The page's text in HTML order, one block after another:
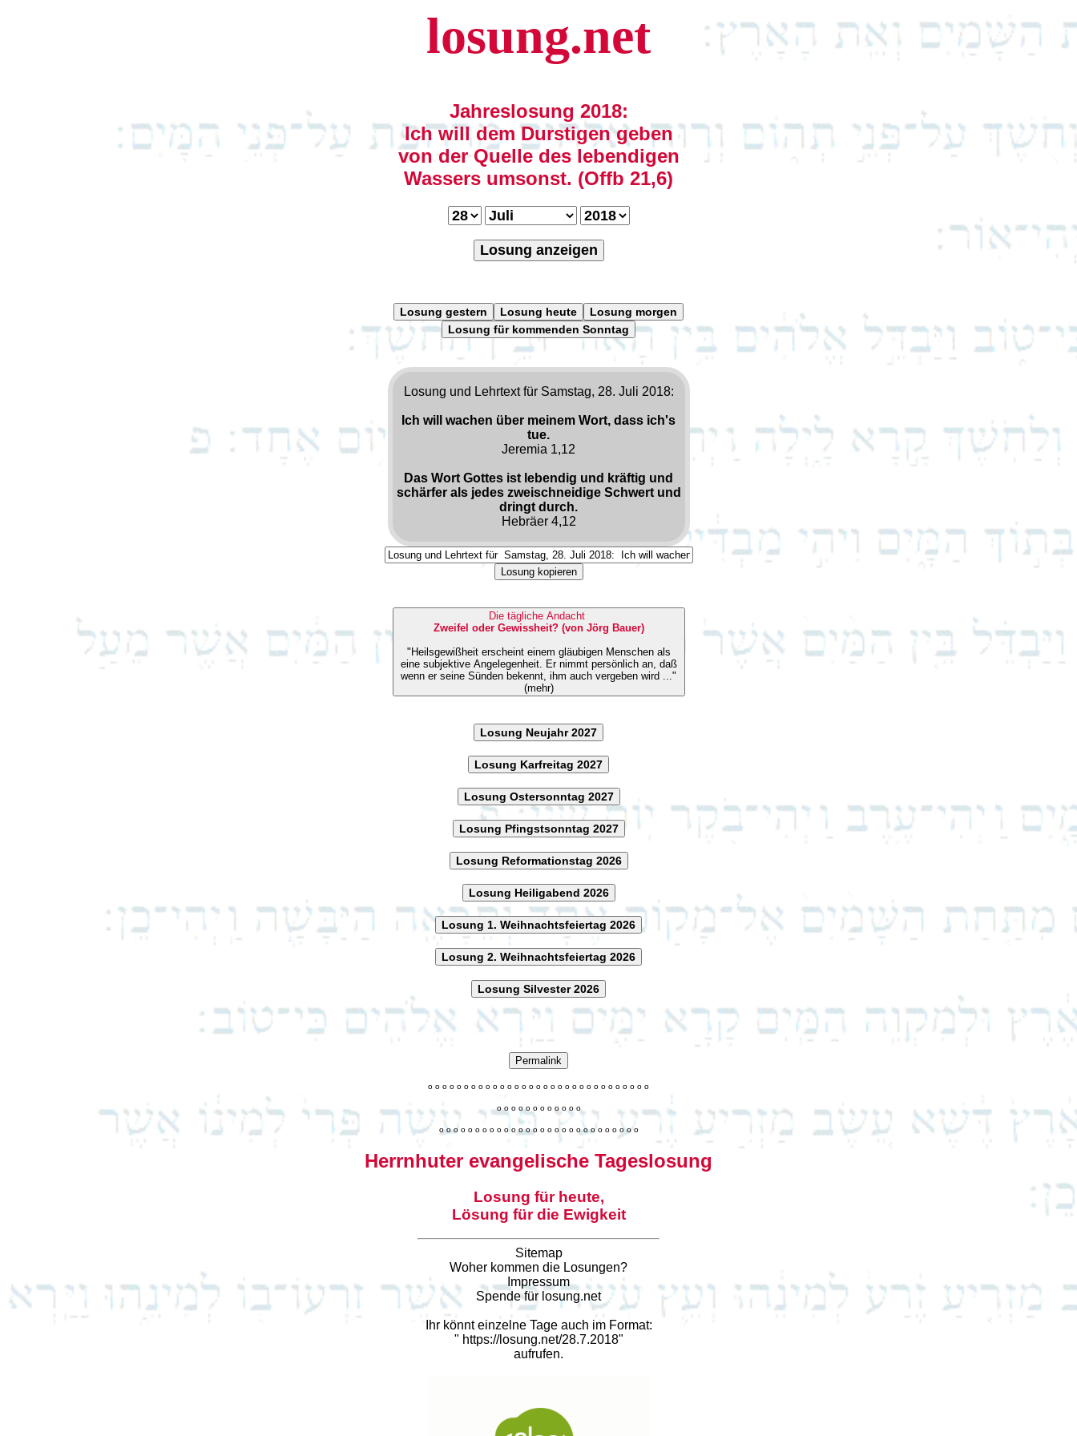
losung.net
Jahreslosung 2018:
Ich will dem Durstigen geben
von der Quelle des lebendigen
Wassers umsonst. (Offb 21,6)
Losung anzeigen
Losung gestern Losung heute
Losung morgen
Losung für kommenden Sonntag
Losung und Lehrtext für Samstag, 28. Juli 2018:
Ich will wachen über meinem Wort, dass ich's
tue.
Jeremia 1,12
Das Wort Gottes ist lebendig und kräftig und
schärfer als jedes zweischneidige Schwert und
dringt durch.
Hebräer 4,12
Losung kopieren
Die tägliche Andacht
Zweifel oder Gewissheit? (von Jörg Bauer)
"Heilsgewißheit erscheint einem gläubigen Menschen als
eine subjektive Angelegenheit. Er nimmt persönlich an, daß
wenn er seine Sünden bekennt, ihm auch vergeben wird ..."
(mehr)
Losung Neujahr 2027
Losung Karfreitag 2027
Losung Ostersonntag 2027
Losung Pfingstsonntag 2027
Losung Reformationstag 2026
Losung Heiligabend 2026
Losung 1. Weihnachtsfeiertag 2026
Losung 2. Weihnachtsfeiertag 2026
Losung Silvester 2026
Permalink
o o o o o o o o o o o o o o o o o o o o o o o o o o o o o o o
o o o o o o o o o o o o
o o o o o o o o o o o o o o o o o o o o o o o o o o o o
Herrnhuter evangelische Tageslosung
Losung für heute,
Lösung für die Ewigkeit
Sitemap
Woher kommen die Losungen?
Impressum
Spende für losung.net
Ihr könnt einzelne Tage auch im Format:
" https://losung.net/28.7.2018"
aufrufen.